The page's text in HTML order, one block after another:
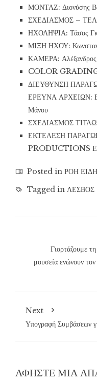
ΜΟΝΤΑΖ: Διονύσης
ΣΧΕΔΙΑΣΜΟΣ –
ΗΧΟΛΗΨΙΑ: Τάσος
ΜΙΞΗ ΗΧΟΥ:
ΚΑΜΕΡΑ: Αλέξανδρος
COLOR GRADING:
ΔΙΕΥΘΥΝΣΗ
ΕΡΕΥΝΑ ΑΡΧΕΙΩΝ:
Μάνου
ΣΧΕΔΙΑΣΜΟΣ
ΕΚΤΕΛΕΣΗ
PRODUCTIONS
Posted in ΡΟΗ
Tagged in ΛΕΣΒΟΣ
Γιορτάζουμε
μουσεία ενώνουν
Next
Υπογραφή Συμβάσεων
ΑΦΉΣΤΕ ΜΙΑ